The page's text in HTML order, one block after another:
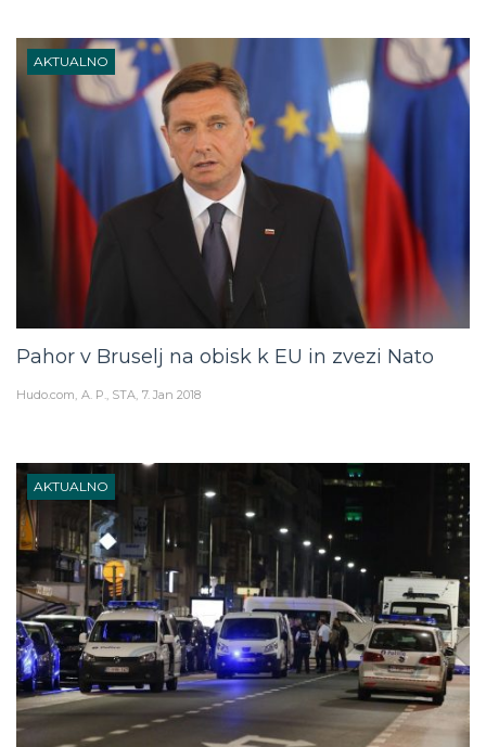
AKTUALNO
Pahor v Bruselj na obisk k EU in zvezi Nato
Hudo.com A. P., STA 7. Jan 2018
AKTUALNO